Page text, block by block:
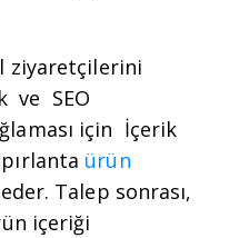
ziyaretçilerini
ve SEO
için İçerik
ürün
Talep sonrası,
içeriği